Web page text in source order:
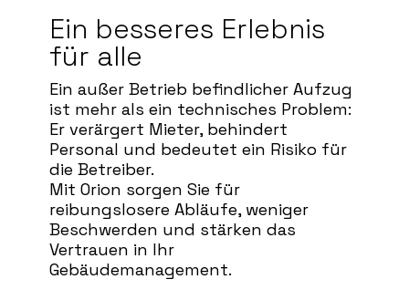
Ein besseres Erlebnis
für alle
Ein außer Betrieb befindlicher Aufzug
ist mehr als ein technisches Problem:
Er verärgert Mieter, behindert
Personal und bedeutet ein Risiko für
die Betreiber.
Mit Orion sorgen Sie für
reibungslosere Abläufe, weniger
Beschwerden und stärken das
Vertrauen in Ihr
Gebäudemanagement.